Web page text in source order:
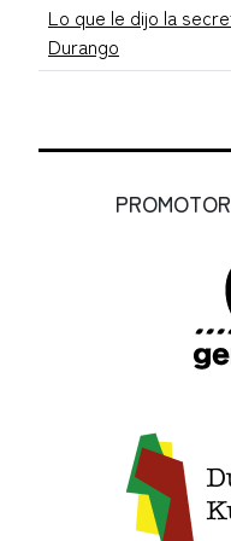
Lo que le dijo la
Durango